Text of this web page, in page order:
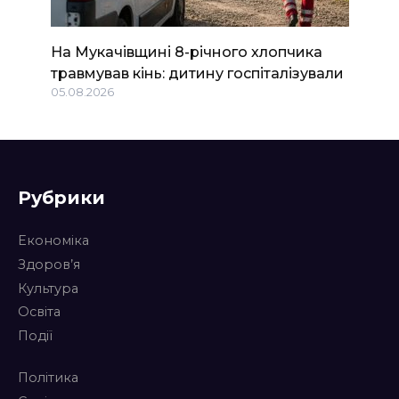
На Мукачівщині 8-річного хлопчика
травмував кінь: дитину госпіталізували
05.08.2026
Рубрики
Економіка
Здоров’я
Культура
Освіта
Події
Політика